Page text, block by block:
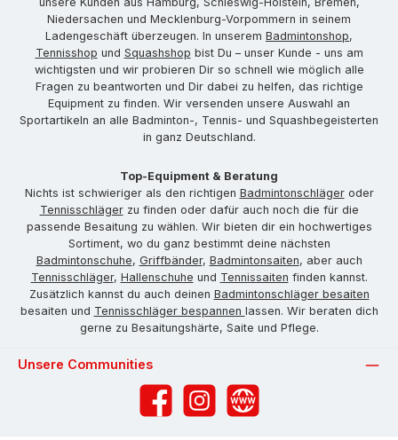
Niedersachen und Mecklenburg-Vorpommern in seinem
Ladengeschäft überzeugen. In unserem Badmintonshop,
Tennisshop und Squashshop bist Du – unser Kunde - uns am
wichtigsten und wir probieren Dir so schnell wie möglich alle
Fragen zu beantworten und Dir dabei zu helfen, das richtige
Equipment zu finden. Wir versenden unsere Auswahl an
Sportartikeln an alle Badminton-, Tennis- und Squashbegeisterten
in ganz Deutschland.
Top-Equipment & Beratung
Nichts ist schwieriger als den richtigen Badmintonschlägeroder
Tennisschlägerzu finden oder dafür auch noch die für die
passende Besaitung zu wählen. Wir bieten dir ein hochwertiges
Sortiment, wo du ganz bestimmt deine nächsten
Badmintonschuhe, Griffbänder, Badmintonsaiten, aber auch
Tennisschläger, Hallenschuhe und Tennissaiten finden kannst.
Zusätzlich kannst du auch deinen Badmintonschläger besaiten
besaiten und Tennisschläger bespannen lassen. Wir beraten dich
gerne zu Besaitungshärte, Saite und Pflege.
Unsere Communities
FacebookInstagramWebsite